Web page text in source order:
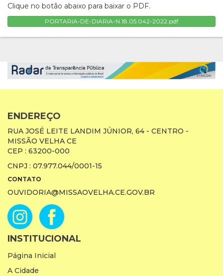
Clique no botão abaixo para baixar o PDF.
PORTARIA-DE-DIARIA-N.18.05.042-2022.pdf
ENDEREÇO
RUA JOSÉ LEITE LANDIM JÚNIOR, 64 - CENTRO -
MISSÃO VELHA CE
CEP : 63200-000
CNPJ : 07.977.044/0001-15
CONTATO
OUVIDORIA@MISSAOVELHA.CE.GOV.BR
INSTITUCIONAL
Página Inicial
A Cidade